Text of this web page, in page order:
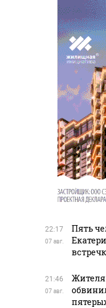
22:17
07 авг.
Пять
21:46
07 авг.
Жителя